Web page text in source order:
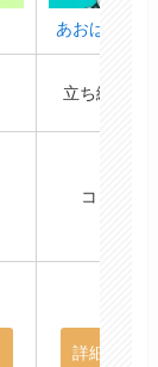
あおばそら
立ち絵/
ココナラ
詳細を見る